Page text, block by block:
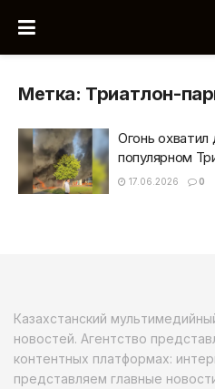
Метка: Триатлон-
Огонь
популярном
17.06.2026 0
Казахстанский
новостей. Агентство
контентных платформах:
представляем главные